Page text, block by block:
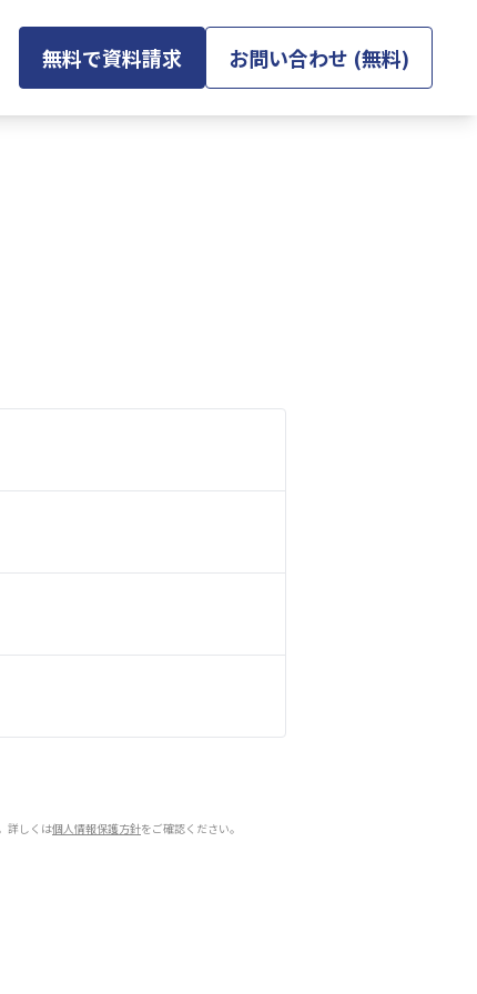
無料で資料請求 お問い合わせ (無料)
詳しくは個人情報保護方針をご確認ください。